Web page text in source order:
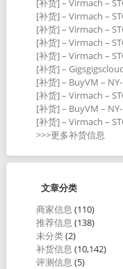
[补货] – Virmach –
[补货] – Virmach –
[补货] – Virmach –
[补货] – Virmach –
[补货] – Virmach –
[补货] –
[补货] – BuyVM –
[补货] – Virmach –
[补货] – BuyVM –
[补货] – Virmach –
>>>更多补货信息
文章分类
商家信息 (110)
推荐信息 (138)
未分类(2)
补货信息 (10,142)
评测信息 (5)